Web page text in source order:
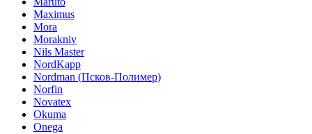
Maximus
Mora
Morakniv
Nils Master
NordKapp
Nordman (Псков-Полимер)
Norfin
Novatex
Okuma
Onega